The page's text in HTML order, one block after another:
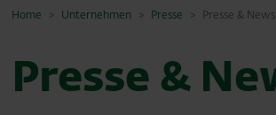
Home Unternehmen Presse Presse & News
Presse &